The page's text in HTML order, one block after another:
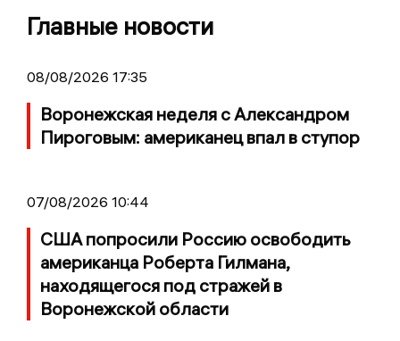
Главные новости
08/08/2026 17:35
Воронежская неделя с Александром
Пироговым: американец впал в ступор
07/08/2026 10:44
США попросили Россию освободить
американца Роберта Гилмана,
находящегося под стражей в
Воронежской области